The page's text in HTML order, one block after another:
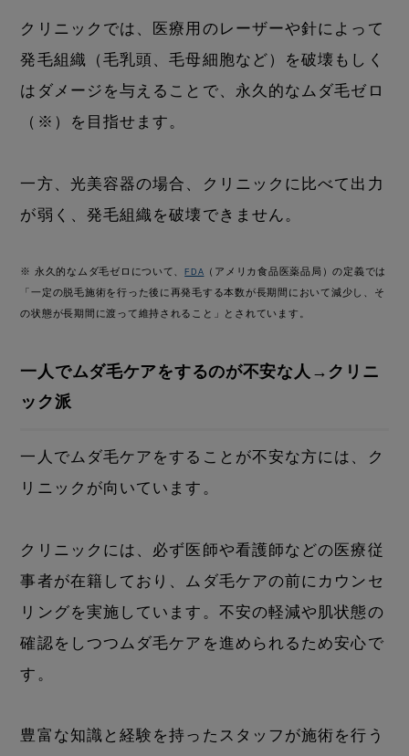
クリニックでは、医療用のレーザーや針によって
発毛組織（毛乳頭、毛母細胞など）を破壊もしく
はダメージを与えることで、永久的なムダ毛ゼロ
（※）を目指せます。
一方、光美容器の場合、クリニックに比べて出力
が弱く、発毛組織を破壊できません。
※ 永久的なムダ毛ゼロについて、FDA
（アメリカ食品医薬品局）の定義では
「一定の脱毛施術を行った後に再発毛する本数が長期間において減少し、そ
の状態が長期間に渡って維持されること」とされています。
一人でムダ毛ケアをするのが不安な人→クリニ
ック派
一人でムダ毛ケアをすることが不安な方には、ク
リニックが向いています。
クリニックには、必ず医師や看護師などの医療従
事者が在籍しており、ムダ毛ケアの前にカウンセ
リングを実施しています。不安の軽減や肌状態の
確認をしつつムダ毛ケアを進められるため安心で
す。
豊富な知識と経験を持ったスタッフが施術を行う